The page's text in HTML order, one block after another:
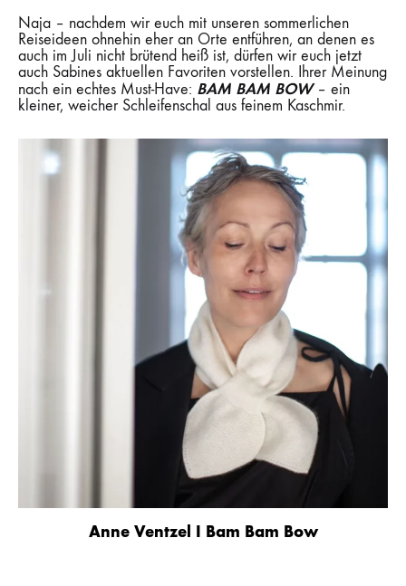
Naja – nachdem wir euch mit unseren sommerlichen
Reiseideen ohnehin eher an Orte entführen, an denen es
auch im Juli nicht brütend heiß ist, dürfen wir euch jetzt
auch Sabines aktuellen Favoriten vorstellen. Ihrer Meinung
nach ein echtes Must-Have: BAM BAM BOW– ein
kleiner, weicher Schleifenschal aus feinem Kaschmir.
Anne Ventzel I Bam Bam Bow